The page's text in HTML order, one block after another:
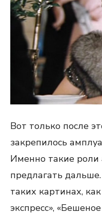
Вот только после
закрепилось
Именно такие роли
предлагать
таких картинах,
экспресс»,